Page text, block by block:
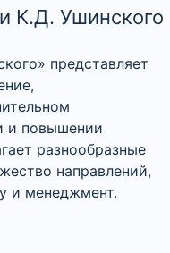
Ушинского
представляет
и повышении
разнообразные
направлений,
и менеджмент.